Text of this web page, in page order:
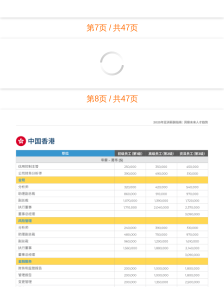
第7页 / 共47页
第8页 / 共47页